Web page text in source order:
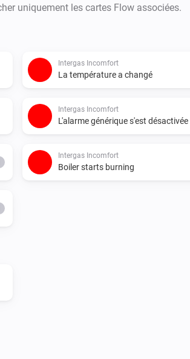
uniquement les cartes Flow associées.
Intergas Incomfort
La température a changé
Intergas Incomfort
L'alarme générique s'est désactivée
Intergas Incomfort
Boiler starts burning